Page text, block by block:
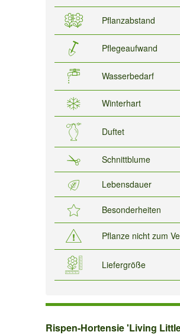
Pflanzabstand
Pflegeaufwand
Wasserbedarf
Winterhart
Duftet
Schnittblume
Lebensdauer
Besonderheiten
Pflanze nicht zum
Liefergröße
Rispen-
Rispen-Hortensie 'Living